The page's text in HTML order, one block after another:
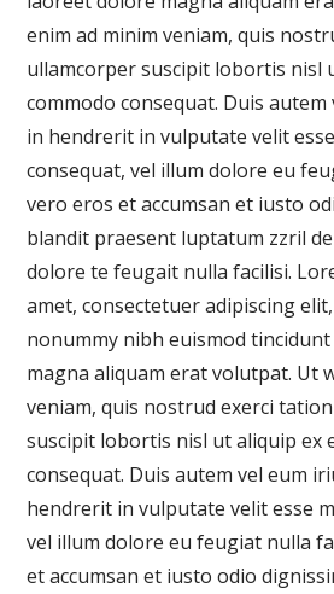
enim ad minim veniam, quis
ullamcorper suscipit lobortis nisl
commodo consequat. Duis
in hendrerit in vulputate velit
consequat, vel illum dolore eu
vero eros et accumsan et iusto
blandit praesent luptatum zzril
dolore te feugait nulla facilisi.
amet, consectetuer adipiscing
nonummy nibh euismod
magna aliquam erat volutpat. Ut
veniam, quis nostrud exerci
suscipit lobortis nisl ut aliquip ex
consequat. Duis autem vel eum
hendrerit in vulputate velit esse
vel illum dolore eu feugiat nulla
et accumsan et iusto odio